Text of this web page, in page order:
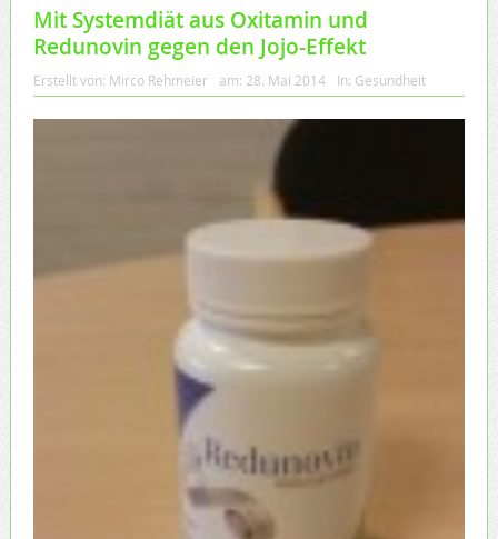
Mit Systemdiät aus Oxitamin und
Redunovin gegen den Jojo-Effekt
Erstellt von: Mirco Rehmeier am: 28. Mai 2014 In: Gesundheit